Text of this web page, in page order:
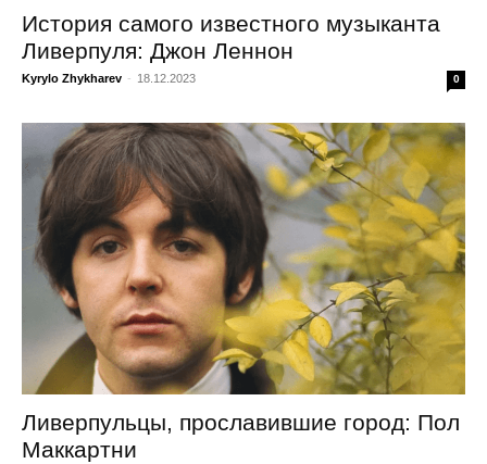
История самого известного музыканта
Ливерпуля: Джон Леннон
Kyrylo Zhykharev - 18.12.2023 0
Ливерпульцы, прославившие город: Пол
Маккартни